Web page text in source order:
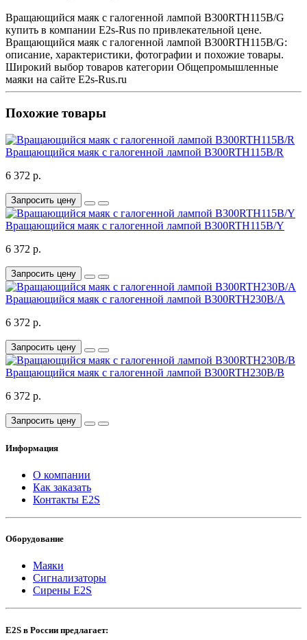
Вращающийся маяк с галогенной лампой B300RTH115B/G
купить в компании E2s-Rus по привлекательной цене.
Вращающийся маяк с галогенной лампой B300RTH115B/G:
описание, характеристики, фотографии и похожие товары.
Широкий выбор товаров категории Общепромышленные
маяки на сайте E2s-Rus.ru
Похожие товары
Вращающийся маяк с галогенной лампой B300RTH115B/R
6 372 р.
Запросить цену
Вращающийся маяк с галогенной лампой B300RTH115B/Y
6 372 р.
Запросить цену
Вращающийся маяк с галогенной лампой B300RTH230B/A
6 372 р.
Запросить цену
Вращающийся маяк с галогенной лампой B300RTH230B/B
6 372 р.
Запросить цену
Информация
О компании
Как заказать
Контакты E2S
Оборудование
Маяки
Сигнализаторы
Сирены E2S
E2S в России предлагает: